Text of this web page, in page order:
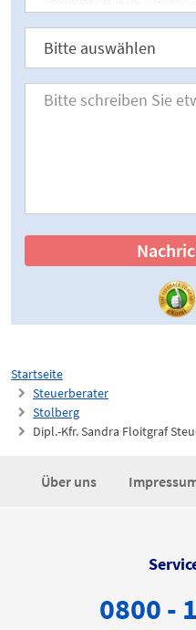
Startseite
Steuerberater
Stolberg
Dipl.-Kfr. Sandra Floitgraf
Über uns
0800 -